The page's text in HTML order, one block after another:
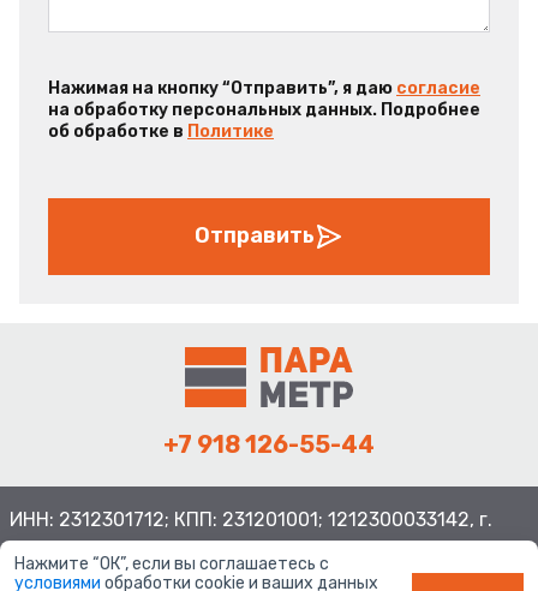
Нажимая на кнопку “Отправить”, я даю согласие
на обработку персональных данных. Подробнее
об обработке в Политике
Отправить
+7 918 126-55-44
ИНН: 2312301712; КПП: 231201001; 1212300033142, г.
Краснодар ул. Просторная, 21, индекс 350080
Нажмите “ОК”, если вы соглашаетесь с
условиями обработки cookie и ваших данных